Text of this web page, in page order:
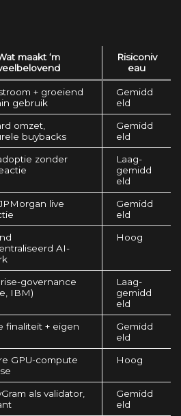
maakt ‘m
Risiconiv
eau
+ groeiend
gebruik
Gemidd
eld
omzet,
buybacks
Gemidd
eld
zonder
Laag-
gemidd
eld
live
Gemidd
eld
AI-
Hoog
governance
IBM)
Laag-
gemidd
eld
finaliteit + eigen
Gemidd
eld
GPU-compute
Hoog
als validator,
Gemidd
eld